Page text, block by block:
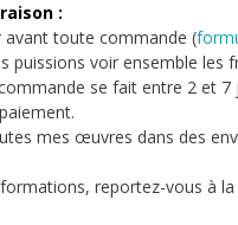
:
avant toute commande (
puissions voir ensemble les
se fait entre 2 et 7
mes œuvres dans des
reportez-vous à la